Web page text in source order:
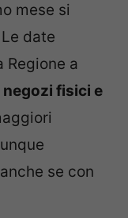
mese si
date
Regione a
negozi fisici e
se con